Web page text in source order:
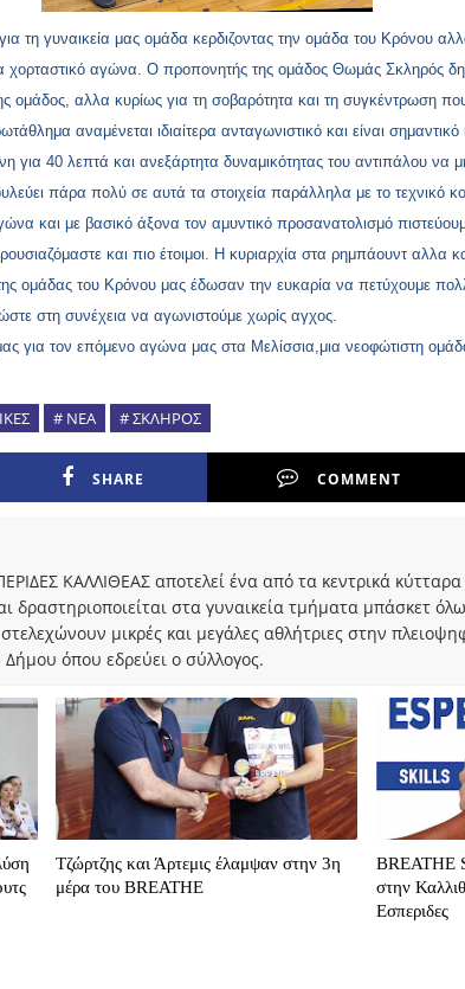
τη γυναικεία μας ομάδα κερδιζοντας την ομάδα του Κρόνου
αγώνα. Ο προπονητής της ομάδος Θωμάς Σκληρός
ομάδος, αλλα κυρίως για τη σοβαρότητα και τη συγκέντρωση που
αναμένεται ιδιαίτερα ανταγωνιστικό και είναι
για 40 λεπτά και ανεξάρτητα δυναμικότητας του αντιπάλου να
πάρα πολύ σε αυτά τα στοιχεία παράλληλα με το τεχνικό
και με βασικό άξονα τον αμυντικό προσανατολισμό
και πιο έτοιμοι. Η κυριαρχία στα ρημπάουντ αλλα
της ομάδας του Κρόνου μας έδωσαν την ευκαρία να πετύχουμε
στη συνέχεια να αγωνιστούμε χωρίς αγχος.
για τον επόμενο αγώνα μας στα Μελίσσια,μια νεοφώτιστη
# ΝΕΑ # ΣΚΛΗΡΟΣ
SHARE COMMENT
ΚΑΛΛΙΘΕΑΣ αποτελεί ένα από τα κεντρικά
δραστηριοποιείται στα γυναικεία τμήματα μπάσκετ
μικρές και μεγάλες αθλήτριες στην
όπου εδρεύει ο σύλλογος.
Τζώρτζης και Άρτεμις έλαμψαν στην 3η
μέρα του BREATHE
BREATHE
στην
Εσπεριδες